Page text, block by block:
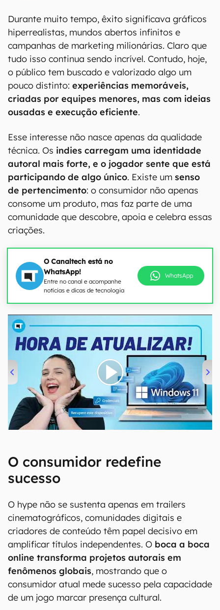
Durante muito tempo, êxito significava gráficos
hiperrealistas, mundos abertos infinitos e
campanhas de marketing milionárias. Claro que
tudo isso continua sendo incrível. Contudo, hoje,
o público tem buscado e valorizado algo um
pouco distinto: experiências memoráveis,
criadas por equipes menores, mas com ideias
ousadas e execução eficiente.
Esse interesse não nasce apenas da qualidade
técnica. Os indies carregam uma identidade
autoral mais forte, e o jogador sente que está
participando de algo único. Existe um senso
de pertencimento: o consumidor não apenas
consome um produto, mas faz parte de uma
comunidade que descobre, apoia e celebra essas
criações.
O Canaltech está no
WhatsApp!
Entre no canal e acompanhe
notícias e dicas de tecnologia
WhatsApp
00:00 04:52
O consumidor redefine
sucesso
O hype não se sustenta apenas em trailers
cinematográficos, comunidades digitais e
criadores de conteúdo têm papel decisivo em
amplificar títulos independentes. O boca a boca
online transforma projetos autorais em
fenômenos globais, mostrando que o
consumidor atual mede sucesso pela capacidade
de um jogo marcar presença cultural.